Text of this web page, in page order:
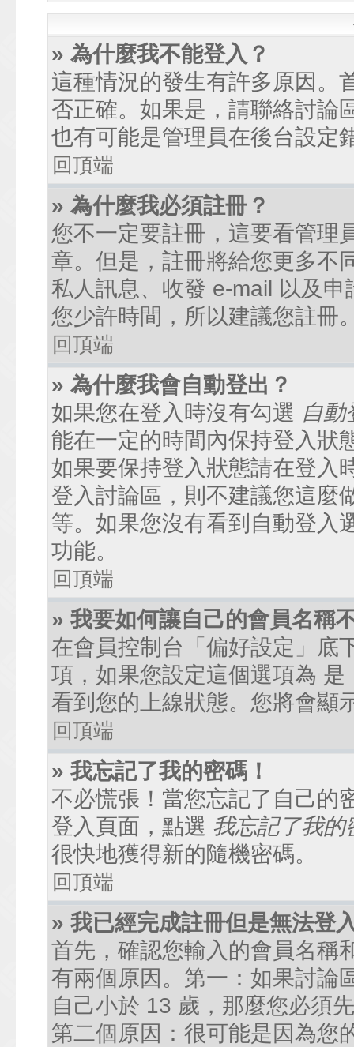
» 為什麼我不能登入？
這種情況的發生有許多原因。
否正確。如果是，請聯絡討論
也有可能是管理員在後台設定
回頂端
» 為什麼我必須註冊？
您不一定要註冊，這要看管理
章。但是，註冊將給您更多不
私人訊息、收發 e-mail 以及
您少許時間，所以建議您註冊
回頂端
» 為什麼我會自動登出？
如果您在登入時沒有勾選 自動
能在一定的時間內保持登入狀
如果要保持登入狀態請在登入
登入討論區，則不建議您這麼
等。如果您沒有看到自動登入
功能。
回頂端
» 我要如何讓自己的會員名稱
在會員控制台「偏好設定」底
項，如果您設定這個選項為 是
看到您的上線狀態。您將會顯
回頂端
» 我忘記了我的密碼！
不必慌張！當您忘記了自己的
登入頁面，點選 我忘記了我的
很快地獲得新的隨機密碼。
回頂端
» 我已經完成註冊但是無法登
首先，確認您輸入的會員名稱
有兩個原因。第一：如果討論
自己小於 13 歲，那麼您必須
第二個原因：很可能是因為您